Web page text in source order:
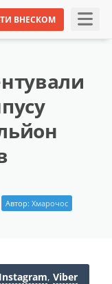
ВНЕСКОМ
Автор: Хмарочос
Instagram, Viber